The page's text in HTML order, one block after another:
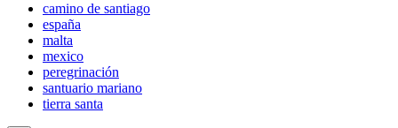
camino de santiago
españa
malta
mexico
peregrinación
santuario mariano
tierra santa